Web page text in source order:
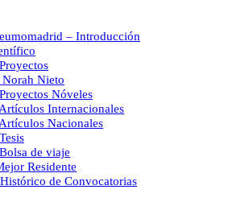
– Introducción
Nieto
Nóveles
Internacionales
Nacionales
de viaje
Residente
de Convocatorias